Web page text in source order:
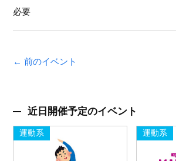
必要
← 前のイベント
近日開催予定のイベント
運動系 運動系